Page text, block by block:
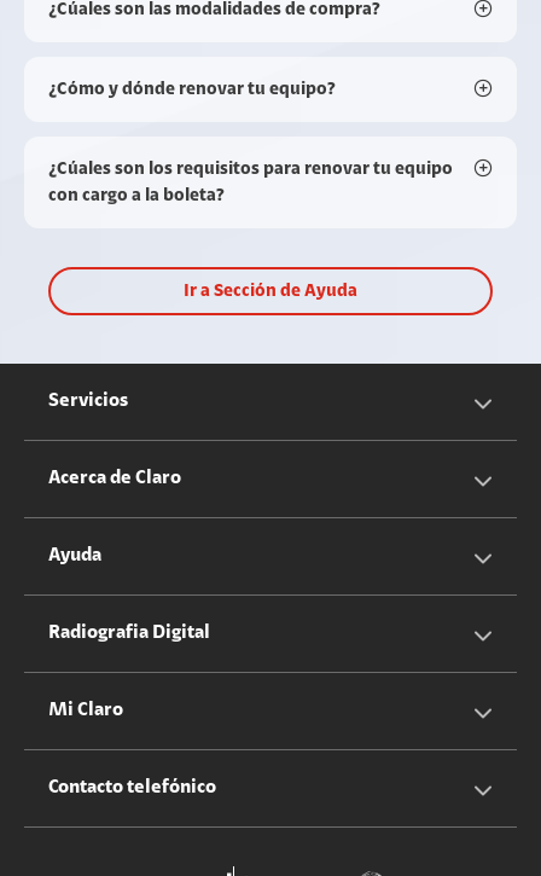
¿Cúales son las modalidades de compra?
¿Cómo y dónde renovar tu equipo?
¿Cúales son los requisitos para renovar tu equipo
con cargo a la boleta?
Ir a Sección de Ayuda
Servicios
Servicios Móviles
Claro club
Acerca de Claro
Información Corporativa
Propietario terreno antenas
Ayuda
Cotizador servicios móviles
Durabilidad de bienes
Radiografia Digital
Mi Claro
Iniciar sesión
Contacto telefónico